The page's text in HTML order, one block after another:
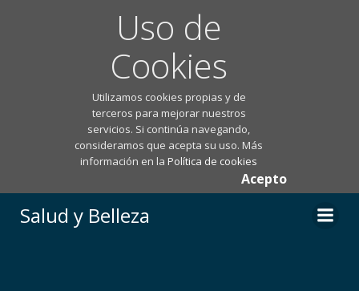
Uso de
Cookies
Utilizamos cookies propias y de
terceros para mejorar nuestros
servicios. Si continúa navegando,
consideramos que acepta su uso. Más
información en laPolítica de cookies
Acepto
Salud y Belleza